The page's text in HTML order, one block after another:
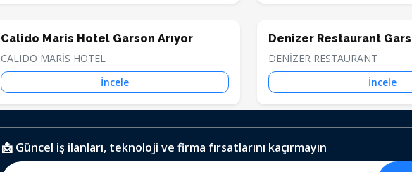
Calido Maris Hotel Garson Arıyor
CALIDO MARİS HOTEL
İncele
Denizer Restaurant
DENİZER RESTAURANT
İncele
📩 Güncel iş ilanları, teknoloji ve firma fırsatlarını kaçırmayın